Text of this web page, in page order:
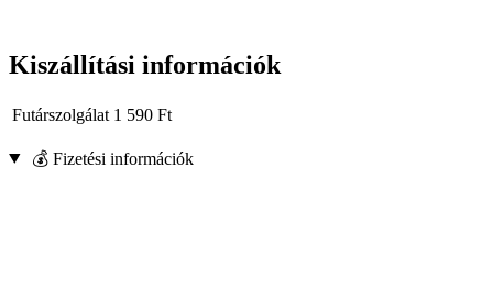
Kiszállítási információk
Futárszolgálat 1 590 Ft
💰 Fizetési információk